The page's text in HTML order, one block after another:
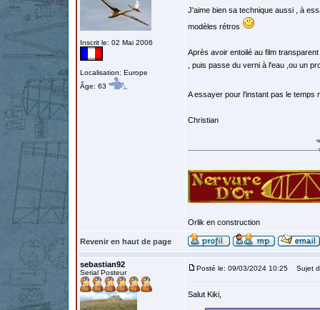
Inscrit le: 02 Mai 2006
Localisation: Europe
Âge: 63
J'aime bien sa technique aussi , à
modèles rétros
Après avoir entoilé au film
, puis passe du verni à l'eau ,ou un
A essayer pour l'instant pas le temps
Christian
Orlik en construction
Revenir en haut de page
sebastian92
Serial Posteur
Posté le: 09/03/2024 10:25 Sujet
Salut Kiki,